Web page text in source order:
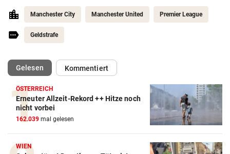
Manchester City Manchester United Premier League
Geldstrafe
Gelesen(ausgewählt)Kommentiert
ÖSTERREICH
Erneuter Allzeit-Rekord ++ Hitze noch
nicht vorbei
162.039 mal gelesen
WIEN
Action-Cam Vergleich
ZUM VERGLEICH
Crosstrainer Vergleich